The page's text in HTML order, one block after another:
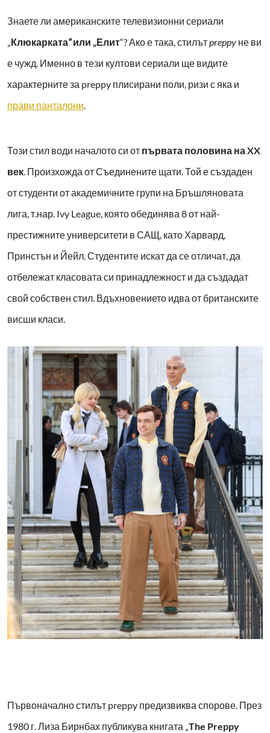
Знаете ли американските телевизионни сериали
„Клюкарката“ или „Елит“? Ако е така, стилътpreppy не ви
е чужд. Именно в тези култови сериали ще видите
характерните за preppy плисирани поли, ризи с яка и
прави панталони.
Този стил води началото си от първата половина на XX
век. Произхожда от Съединените щати. Той е създаден
от студенти от академичните групи на Бръшляновата
лига, т.нар. Ivy League, която обединява 8 от най-
престижните университети в САЩ, като Харвард,
Принстън и Йейл. Студентите искат да се отличат, да
отбележат класовата си принадлежност и да създадат
свой собствен стил. Вдъхновението идва от британските
висши класи.
Първоначално стилът preppy предизвиква спорове. През
1980 г. Лиза Бирнбах публикува книгата „The Preppy